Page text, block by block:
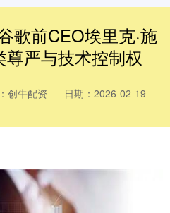
歌前CEO埃里克·施
严与技术控制权
创牛配资
日期：2026-02-19